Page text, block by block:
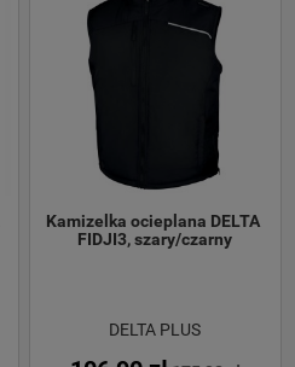
Kamizelka ocieplana DELTA
FIDJI3, szary/czarny
DELTA PLUS